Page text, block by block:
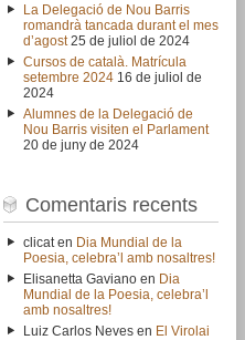
La Delegació de Nou Barris
romandrà tancada durant el mes
d’agost 25 de juliol de 2024
Cursos de català. Matrícula
setembre 2024 16 de juliol de
2024
Alumnes de la Delegació de
Nou Barris visiten el Parlament
20 de juny de 2024
Comentaris recents
clicaten Dia Mundial de la
Poesia, celebra’l amb nosaltres!
Elisanetta Gavianoen Dia
Mundial de la Poesia, celebra’l
amb nosaltres!
Luiz Carlos Nevesen El Virolai